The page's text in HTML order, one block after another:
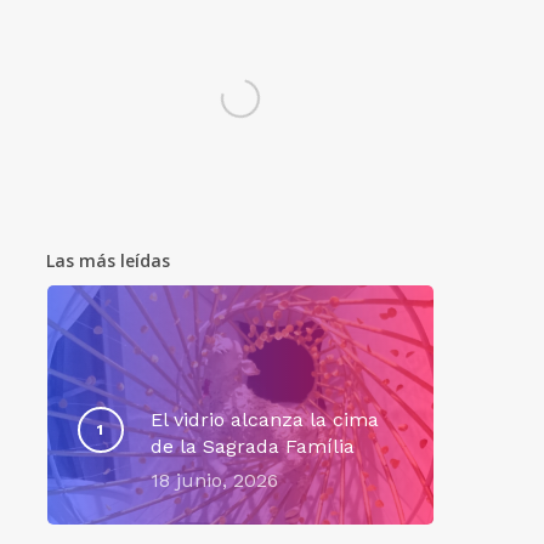
Las más leídas
El vidrio alcanza la cima
de la Sagrada Família
18 junio, 2026